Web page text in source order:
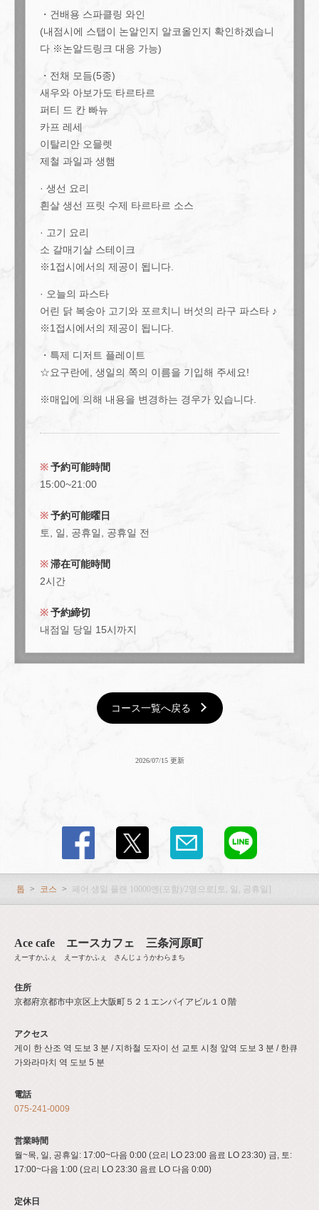
・건배용 스파클링 와인
(내점시에 스탭이 논알인지 알코올인지 확인하겠습니
다 ※논알드링크 대응 가능)
・전채 모듬(5종)
새우와 아보가도 타르타르
퍼티 드 칸 빠뉴
카프 레세
이탈리안 오믈렛
제철 과일과 생햄
· 생선 요리
흰살 생선 프릿 수제 타르타르 소스
· 고기 요리
소 갈매기살 스테이크
※1접시에서의 제공이 됩니다.
· 오늘의 파스타
어린 닭 복숭아 고기와 포르치니 버섯의 라구 파스타 ♪
※1접시에서의 제공이 됩니다.
・특제 디저트 플레이트
☆요구란에, 생일의 쪽의 이름을 기입해 주세요!
※매입에 의해 내용을 변경하는 경우가 있습니다.
予約可能時間
15:00~21:00
予約可能曜日
토, 일, 공휴일, 공휴일 전
滞在可能時間
2시간
予約締切
내점일 당일 15시까지
コース一覧へ戻る
2026/07/15 更新
톱 코스 페어 생일 플랜 10000엔(포함)/2명으로[토, 일, 공휴일]
Ace cafe エースカフェ 三条河原町
えーすかふぇ えーすかふぇ さんじょうかわらまち
住所
京都府京都市中京区上大阪町５２１エンパイアビル１０階
アクセス
게이 한 산조 역 도보 3 분 / 지하철 도자이 선 교토 시청 앞역 도보 3 분 / 한큐
가와라마치 역 도보 5 분
電話
075-241-0009
営業時間
월~목, 일, 공휴일: 17:00~다음 0:00 (요리 LO 23:00 음료 LO 23:30) 금, 토:
17:00~다음 1:00 (요리 LO 23:30 음료 LO 다음 0:00)
定休日
페어 생일 플랜 10000엔(포함)/2명으로[토, 일, 공휴일] | Ace
cafe エースカフェ 三条河原町
京都府京都市中京区上大阪町５２１エンパイアビル１０階
お店情報をコピー